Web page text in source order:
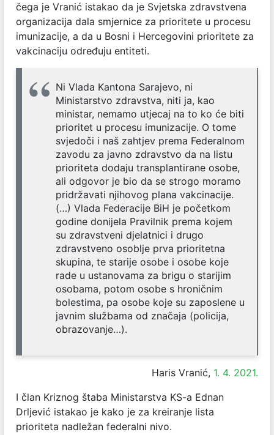
čega je Vranić istakao da je Svjetska zdravstvena
organizacija dala smjernice za prioritete u procesu
imunizacije, a da u Bosni i Hercegovini prioritete za
vakcinaciju određuju entiteti.
Ni Vlada Kantona Sarajevo, ni
Ministarstvo zdravstva, niti ja, kao
ministar, nemamo utjecaj na to ko će biti
prioritet u procesu imunizacije. O tome
svjedoči i naš zahtjev prema Federalnom
zavodu za javno zdravstvo da na listu
prioriteta dodaju transplantirane osobe,
ali odgovor je bio da se strogo moramo
pridržavati njihovog plana vakcinacije.
(…) Vlada Federacije BiH je početkom
godine donijela Pravilnik prema kojem
su zdravstveni djelatnici i drugo
zdravstveno osoblje prva prioritetna
skupina, te starije osobe i osobe koje
rade u ustanovama za brigu o starijim
osobama, potom osobe s hroničnim
bolestima, pa osobe koje su zaposlene u
javnim službama od značaja (policija,
obrazovanje…).
Haris Vranić, 1. 4. 2021.
I član Kriznog štaba Ministarstva KS-a Ednan
Drljević istakao je kako je za kreiranje lista
prioriteta nadležan federalni nivo.